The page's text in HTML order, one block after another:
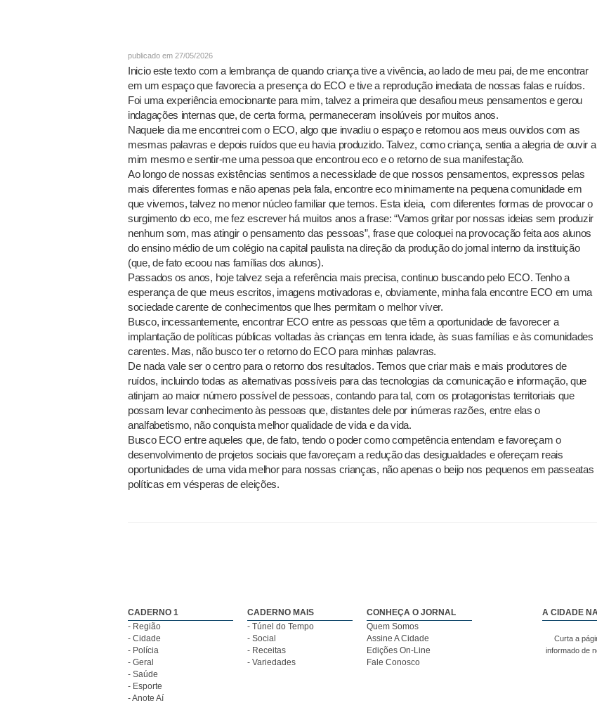
publicado em 27/05/2026
Inicio este texto com a lembrança de quando criança tive a vivência, ao lado de meu pai, de me encontrar
em um espaço que favorecia a presença do ECO e tive a reprodução imediata de nossas falas e ruídos.
Foi uma experiência emocionante para mim, talvez a primeira que desafiou meus pensamentos e gerou
indagações internas que, de certa forma, permaneceram insolúveis por muitos anos.
Naquele dia me encontrei com o ECO, algo que invadiu o espaço e retornou aos meus ouvidos com as
mesmas palavras e depois ruídos que eu havia produzido. Talvez, como criança, sentia a alegria de ouvir a
mim mesmo e sentir-me uma pessoa que encontrou eco e o retorno de sua manifestação.
Ao longo de nossas existências sentimos a necessidade de que nossos pensamentos, expressos pelas
mais diferentes formas e não apenas pela fala, encontre eco minimamente na pequena comunidade em
que vivemos, talvez no menor núcleo familiar que temos. Esta ideia, com diferentes formas de provocar o
surgimento do eco, me fez escrever há muitos anos a frase: “Vamos gritar por nossas ideias sem produzir
nenhum som, mas atingir o pensamento das pessoas”, frase que coloquei na provocação feita aos alunos
do ensino médio de um colégio na capital paulista na direção da produção do jornal interno da instituição
(que, de fato ecoou nas famílias dos alunos).
Passados os anos, hoje talvez seja a referência mais precisa, continuo buscando pelo ECO. Tenho a
esperança de que meus escritos, imagens motivadoras e, obviamente, minha fala encontre ECO em uma
sociedade carente de conhecimentos que lhes permitam o melhor viver.
Busco, incessantemente, encontrar ECO entre as pessoas que têm a oportunidade de favorecer a
implantação de políticas públicas voltadas às crianças em tenra idade, às suas famílias e às comunidades
carentes. Mas, não busco ter o retorno do ECO para minhas palavras.
De nada vale ser o centro para o retorno dos resultados. Temos que criar mais e mais produtores de
ruídos, incluindo todas as alternativas possíveis para das tecnologias da comunicação e informação, que
atinjam ao maior número possível de pessoas, contando para tal, com os protagonistas territoriais que
possam levar conhecimento às pessoas que, distantes dele por inúmeras razões, entre elas o
analfabetismo, não conquista melhor qualidade de vida e da vida.
Busco ECO entre aqueles que, de fato, tendo o poder como competência entendam e favoreçam o
desenvolvimento de projetos sociais que favoreçam a redução das desigualdades e ofereçam reais
oportunidades de uma vida melhor para nossas crianças, não apenas o beijo nos pequenos em passeatas
políticas em vésperas de eleições.
CADERNO 1
- Região
- Cidade
- Polícia
- Geral
- Saúde
- Esporte
- Anote Aí
CADERNO MAIS
- Túnel do Tempo
- Social
- Receitas
- Variedades
CONHEÇA O JORNAL
Quem Somos
Assine A Cidade
Edições On-Line
Fale Conosco
A CIDADE
Curta a
informado de